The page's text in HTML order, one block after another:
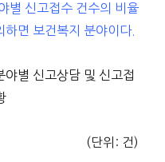
별 신고접수 건수의 비율
하면 보건복지 분야이다.
별 신고상담 및 신고접
(단위: 건)